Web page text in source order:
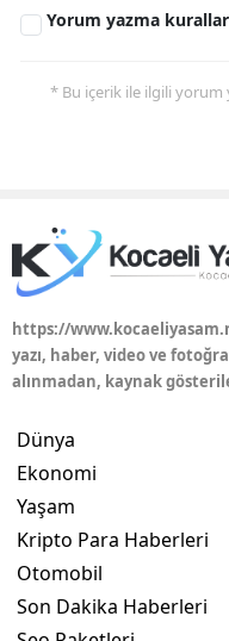
Yorum yazma
* Bu içerik ile ilgili yorum
https://
yazı, haber, video ve
alınmadan, kaynak
Dünya
Ekonomi
Yaşam
Kripto Para Haberleri
Otomobil
Son Dakika Haberleri